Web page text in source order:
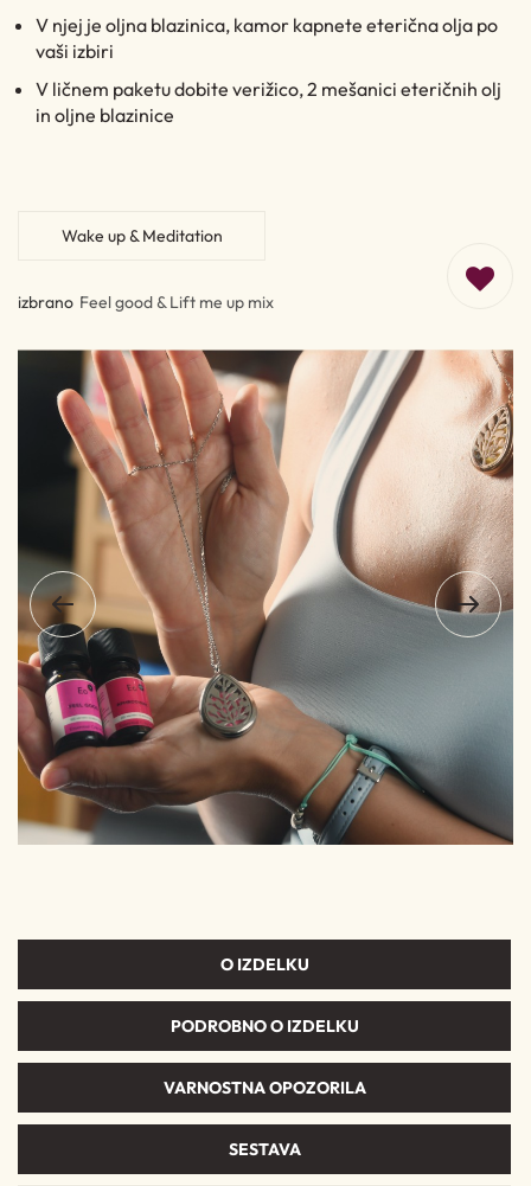
O IZDELKU
PODROBNO O IZDELKU
VARNOSTNA OPOZORILA
SESTAVA
V njej je oljna blazinica, kamor kapnete eterična olja po
vaši izbiri
V ličnem paketu dobite verižico, 2 mešanici eteričnih olj
in oljne blazinice
Wake up & Meditation
izbrano Feel good & Lift me up mix